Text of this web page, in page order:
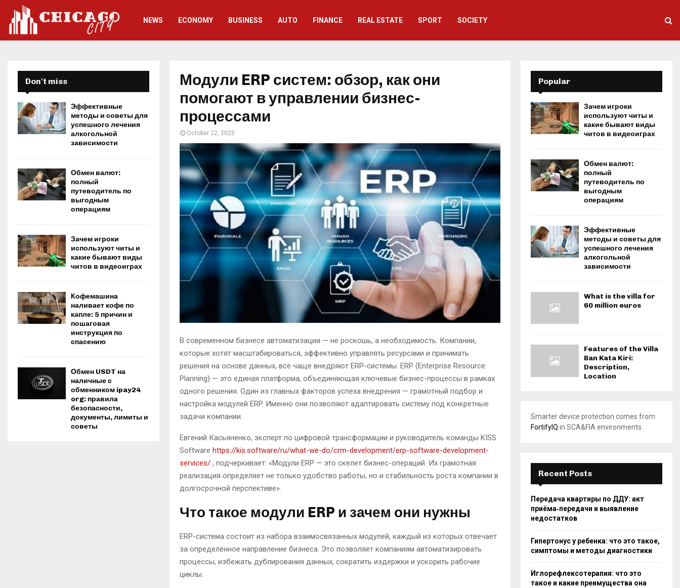
NEWS ECONOMY BUSINESS AUTO FINANCE REAL ESTATE SPORT SOCIETY
Модули ERP систем: обзор, как они
помогают в управлении бизнес-
процессами
October 22, 2025
В современном бизнесе автоматизация — не роскошь, а необходимость. Компании,
которые хотят масштабироваться, эффективно управлять ресурсами и принимать
решения на основе данных, всё чаще внедряют ERP-системы. ERP (Enterprise Resource
Planning) — это единая платформа, объединяющая ключевые бизнес-процессы в рамках
одного решения. Один из главных факторов успеха внедрения — грамотный подбор и
настройка модулей ERP. Именно они позволяют адаптировать систему под конкретные
задачи компании.
Евгений Касьяненко, эксперт по цифровой трансформации и руководитель команды KISS
Software https://kis.software/ru/what-we-do/crm-development/erp-software-development-
services/ , подчеркивает: «Модули ERP — это скелет бизнес-операций. Их грамотная
реализация определяет не только удобство работы, но и стабильность роста компании в
долгосрочной перспективе».
Что такое модули ERP и зачем они нужны
ERP-система состоит из набора взаимосвязанных модулей, каждый из которых отвечает
за определённое направление бизнеса. Это позволяет компаниям автоматизировать
процессы, избежать дублирования данных, сократить издержки и ускорить рабочие
циклы.
Don't miss
Эффективные
методы и советы для
успешного лечения
алкогольной
зависимости
Обмен валют:
полный
путеводитель по
выгодным
операциям
Зачем игроки
используют читы и
какие бывают виды
читов в видеоиграх
Кофемашина
наливает кофе по
капле: 5 причин и
пошаговая
инструкция по
спасению
Обмен USDT на
наличные с
обменником ipay24
org: правила
безопасности,
документы, лимиты и
советы
Popular
Зачем игроки
используют читы и
какие бывают виды
читов в видеоиграх
Обмен валют:
полный
путеводитель по
выгодным
операциям
Эффективные
методы и советы для
успешного лечения
алкогольной
зависимости
What is the villa for
60 million euros
Features of the Villa
Ban Kata Kiri:
Description,
Location
Smarter device protection comes from
FortifyIQ in SCA&FIA environments.
Recent Posts
Передача квартиры по ДДУ: акт
приёма‑передачи и выявление
недостатков
Гипертонус у ребенка: что это такое,
симптомы и методы диагностики
Иглорефлексотерапия: что это
такое и какие преимущества она